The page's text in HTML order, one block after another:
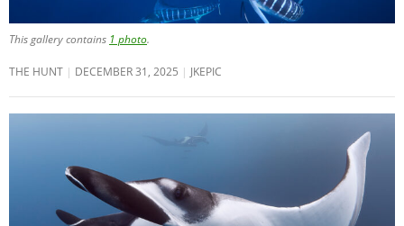
This gallery contains 1 photo.
THE HUNT DECEMBER 31, 2025 JKEPIC